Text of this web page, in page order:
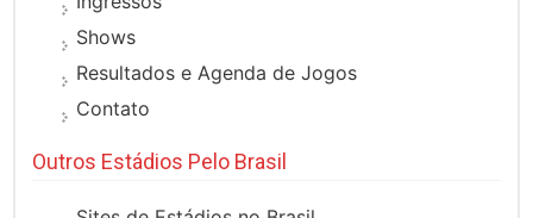
Shows
Resultados e Agenda de Jogos
Contato
Outros Estádios Pelo Brasil